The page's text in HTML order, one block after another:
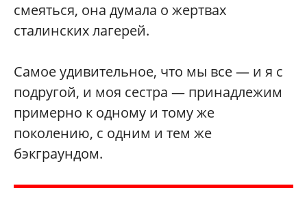
смеяться, она думала о жертвах
сталинских лагерей.
Самое удивительное, что мы все — и я с
подругой, и моя сестра — принадлежим
примерно к одному и тому же
поколению, с одним и тем же
бэкграундом.